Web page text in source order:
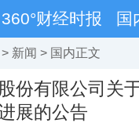
360°财经时报 国
> 新闻 > 国内正文
份有限公司关
展的公告